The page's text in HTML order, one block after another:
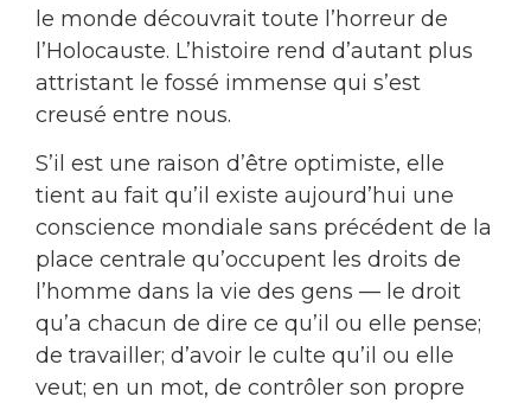
le monde découvrait toute l’horreur de
l’Holocauste. L’histoire rend d’autant plus
attristant le fossé immense qui s’est
creusé entre nous.
S’il est une raison d’être optimiste, elle
tient au fait qu’il existe aujourd’hui une
conscience mondiale sans précédent de la
place centrale qu’occupent les droits de
l’homme dans la vie des gens — le droit
qu’a chacun de dire ce qu’il ou elle pense;
de travailler; d’avoir le culte qu’il ou elle
veut; en un mot, de contrôler son propre